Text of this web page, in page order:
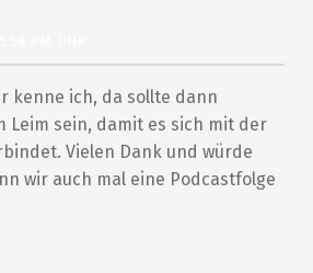
kenne ich, da sollte dann
Leim sein, damit es sich mit der
Vielen Dank und würde
wir auch mal eine Podcastfolge